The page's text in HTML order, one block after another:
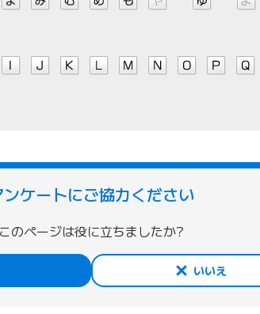
ンケートにご協力ください
このページは役に立ちましたか?
いいえ